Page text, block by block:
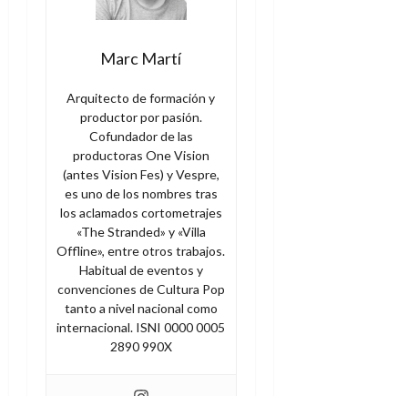
Marc Martí
Arquitecto de formación y
productor por pasión.
Cofundador de las
productoras One Vision
(antes Vision Fes) y Vespre,
es uno de los nombres tras
los aclamados cortometrajes
«The Stranded» y «Villa
Offline», entre otros trabajos.
Habitual de eventos y
convenciones de Cultura Pop
tanto a nivel nacional como
internacional. ISNI 0000 0005
2890 990X